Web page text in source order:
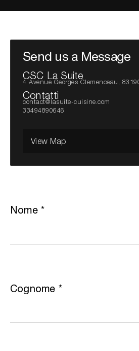
Send us a Message
CSC La Suite
4 Avenue Georges Clemenceau,
Contatti
contact@lasuite-cuisine.com
33494890646
View Map
Nome*
Cognome *